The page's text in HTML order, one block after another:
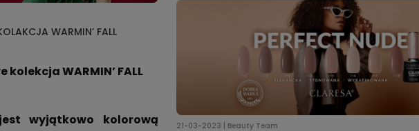
WARMIN’ FALL
WARMIN’ FALL
wyjątkowo kolorową 21-03-2023 | Beauty Team